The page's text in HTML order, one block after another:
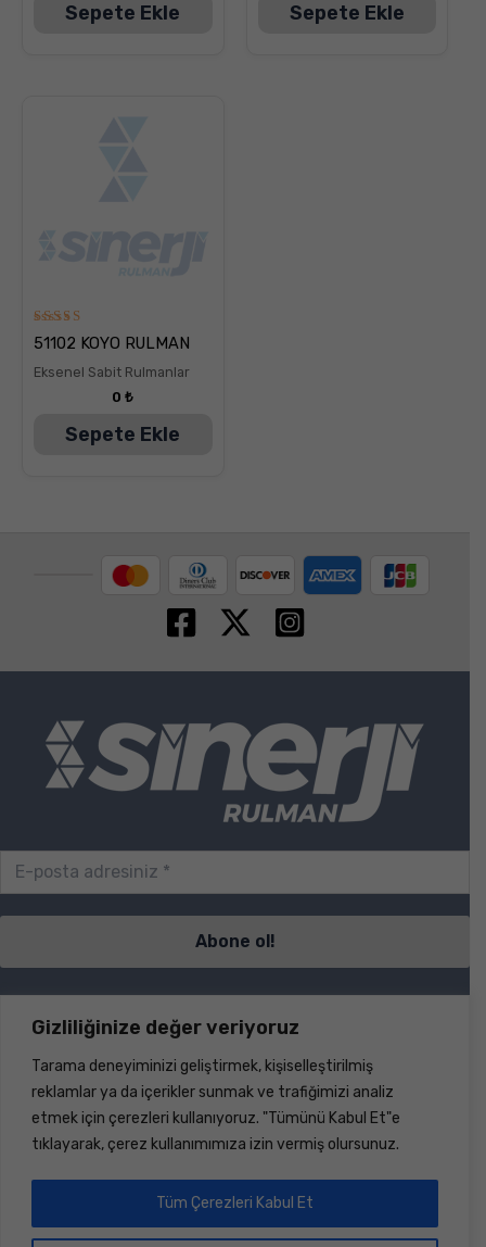
Gizliliğinize değer veriyoruz
Tarama deneyiminizi geliştirmek, kişiselleştirilmiş
reklamlar ya da içerikler sunmak ve trafiğimizi analiz
etmek için çerezleri kullanıyoruz. "Tümünü Kabul Et"e
tıklayarak, çerez kullanımımıza izin vermiş olursunuz.
Tüm Çerezleri Kabul Et
Sepete Ekle Sepete Ekle
5
üzerinden
oy aldı
51102 KOYO RULMAN
Eksenel Sabit Rulmanlar
0₺
Sepete Ekle
Sayfalar
S.S.S.
İletişim
Ürünler
Haberler
Hakkımızda
Dökümanlar
Hesap